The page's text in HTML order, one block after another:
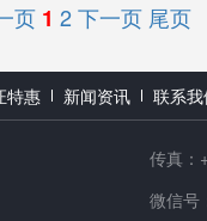
页 1 2 下一页 尾页
特惠 新闻资讯 联系我
传真：
微信号